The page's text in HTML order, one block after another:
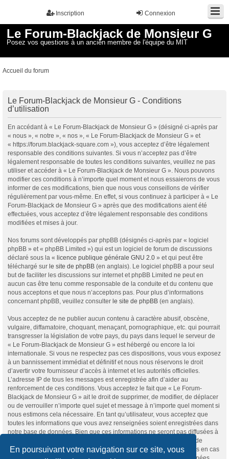
En poursuivant votre navigation sur ce site, vous
Connexion
Inscription
Le Forum-Blackjack de Monsieur G
Posez vos questions à un ancien membre de l'équipe du MIT
Accueil du forum
Le Forum-Blackjack de Monsieur G - Conditions
d’utilisation
En accédant à « Le Forum-Blackjack de Monsieur G » (désigné ci-après par
« nous », « notre », « nos », « Le Forum-Blackjack de Monsieur G » et
« https://forum.blackjack-square.com »), vous acceptez d’être légalement
responsable des conditions suivantes. Si vous n’acceptez pas d’être
légalement responsable de toutes les conditions suivantes, veuillez ne pas
utiliser et accéder à « Le Forum-Blackjack de Monsieur G ». Nous pouvons
modifier ces conditions à n’importe quel moment et nous essaierons de vous
informer de ces modifications, bien que nous vous conseillons de vérifier
régulièrement par vous-même. En effet, si vous continuez à participer à « Le
Forum-Blackjack de Monsieur G » après que des modifications aient été
effectuées, vous acceptez d’être légalement responsable des conditions
modifiées et mises à jour.
Nos forums sont développés par phpBB (désignés ci-après par « logiciel
phpBB » et « phpBB Limited ») qui est un logiciel de forum de discussions
déclaré sous la « licence publique générale GNU 2.0 » et qui peut être
téléchargé sur le site de phpBB (en anglais). Le logiciel phpBB a pour seul
but de faciliter les discussions sur internet et phpBB Limited ne peut en
aucun cas être tenu comme responsable de la conduite et du contenu que
nous acceptons et que nous n’acceptons pas. Pour plus d’informations
concernant phpBB, veuillez consulter le site de phpBB (en anglais).
Vous acceptez de ne publier aucun contenu à caractère abusif, obscène,
vulgaire, diffamatoire, choquant, menaçant, pornographique, etc. qui pourrait
transgresser la législation de votre pays, du pays dans lequel le serveur de
« Le Forum-Blackjack de Monsieur G » est hébergé ou encore la loi
internationale. Si vous ne respectez pas ces dispositions, vous vous exposez
à un bannissement immédiat et définitif et nous nous réservons le droit
d’avertir votre fournisseur d’accès à internet et les autorités officielles.
L’adresse IP de tous les messages est enregistrée afin d’aider au
renforcement de ces conditions. Vous acceptez le fait que « Le Forum-
Blackjack de Monsieur G » ait le droit de supprimer, de modifier, de déplacer
ou de verrouiller n’importe quel sujet et message à n’importe quel moment si
nous estimons cela nécessaire. En tant qu’utilisateur, vous acceptez que
toutes les informations que vous avez renseignées soient enregistrées dans
notre base de données. Bien que ces informations ne seront pas diffusées à
une tierce partie sans votre consentement, ni « Le Forum-Blackjack de
Monsieur G », ni phpBB, ne pourront être tenus comme responsables en cas